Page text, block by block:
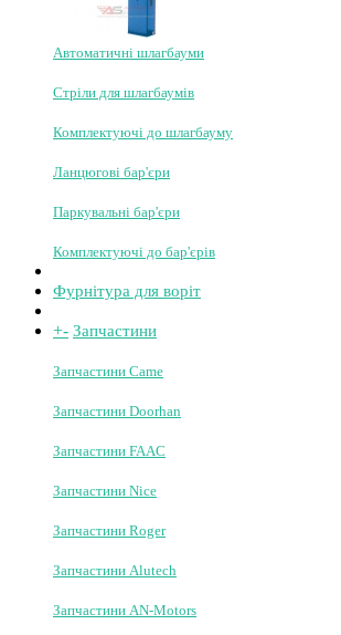
Автоматичні шлагбауми
Стріли для шлагбаумів
Комплектуючі до бар'єрів